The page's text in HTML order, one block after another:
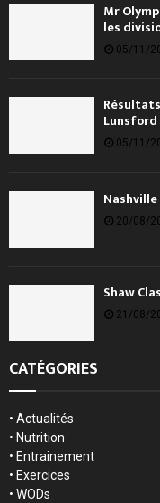
Mr
les
05/11/
Lunsford
05/11/
20/08/
Shaw
21/08/
CATÉGORIES
• Actualités
• Nutrition
• Entrainement
• Exercices
• WODs